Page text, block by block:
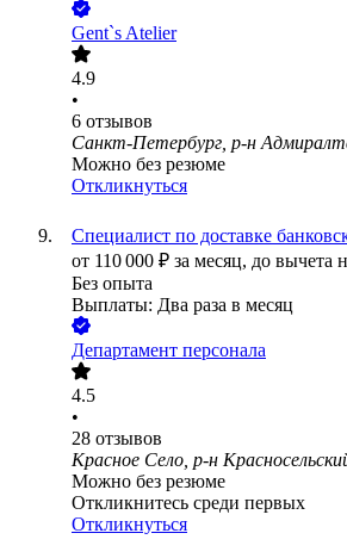
Gent`s Atelier
4.9
•
6 отзывов
Санкт-Петербург, р-н
Можно без резюме
Откликнуться
Специалист по доставке
от 110 000 ₽ за месяц, до вычета
Без опыта
Выплаты: Два раза в месяц
Департамент персонала
4.5
•
28 отзывов
Красное Село, р-н
Можно без резюме
Откликнитесь среди первых
Откликнуться